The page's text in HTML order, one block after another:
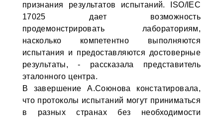
признания результатов испытаний. ISO/IEC
17025 дает возможность
продемонстрировать лабораториям,
насколько компетентно выполняются
испытания и предоставляются достоверные
результаты, - рассказала представитель
эталонного центра.
В завершение А.Союнова констатировала,
что протоколы испытаний могут приниматься
в разных странах без необходимости